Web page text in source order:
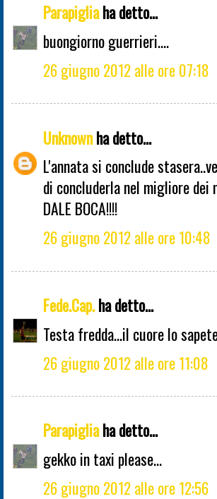
Parapigliaha detto...
buongiorno guerrieri....
26 giugno 2012 alle ore 07:18
Unknownha detto...
L'annata si conclude
di concluderla nel migliore dei
DALE BOCA!!!!
26 giugno 2012 alle ore 10:48
Fede.Cap.ha detto...
Testa fredda...il cuore lo
26 giugno 2012 alle ore 11:08
Parapigliaha detto...
gekko in taxi please...
26 giugno 2012 alle ore 12:56